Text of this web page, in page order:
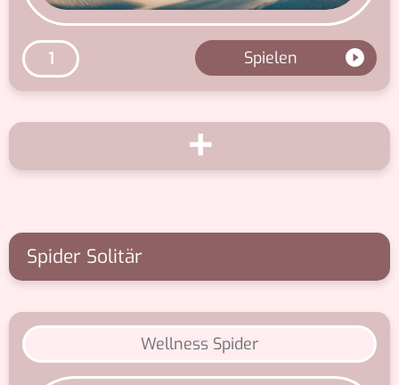
1 Spielen
+
Spider Solitär
Wellness Spider